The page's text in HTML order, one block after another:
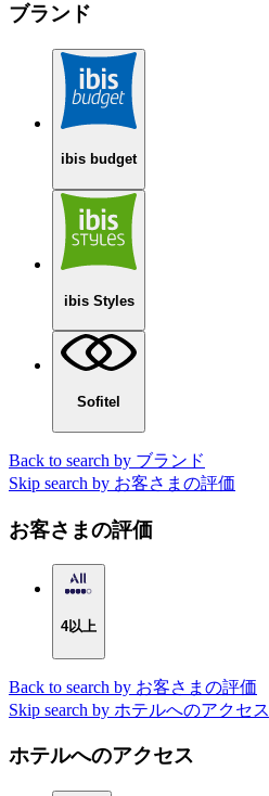
ブランド
ibis budget
ibis Styles
Sofitel
Back to search by ブランド
Skip search by お客さまの評価
お客さまの評価
4以上
Back to search by お客さまの評価
Skip search by ホテルへのアクセス
ホテルへのアクセス